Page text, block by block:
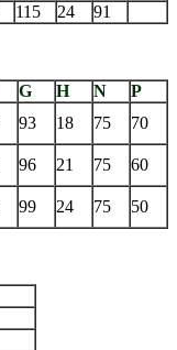
115 24 91
G H N
P
93 18 75 70
96 21 75 60
99 24 75 50